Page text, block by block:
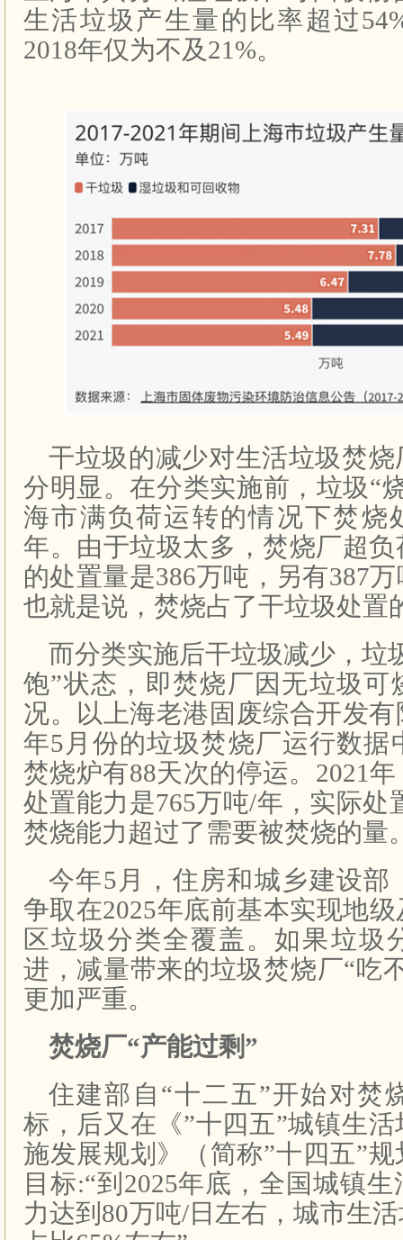
生活垃圾产生量的比率超过
2018年仅为不及21%。
干垃圾的减少对生活垃圾焚
分明显。在分类实施前，垃圾“
海市满负荷运转的情况下焚烧
年。由于垃圾太多，焚烧厂超
的处置量是386万吨，另有387
也就是说，焚烧占了干垃圾处置
而分类实施后干垃圾减少，垃
饱”状态，即焚烧厂因无垃圾可
况。以上海老港固废综合开发
年5月份的垃圾焚烧厂运行数据
焚烧炉有88天次的停运。2021
处置能力是765万吨/年，实际处
焚烧能力超过了需要被焚烧的量
今年5月，住房和城乡建设部
争取在2025年底前基本实现地
区垃圾分类全覆盖。如果垃圾
进，减量带来的垃圾焚烧厂“吃
更加严重。
焚烧厂“产能过剩”
住建部自“十二五”开始对焚
标，后又在《”十四五”城镇生
施发展规划》（简称”十四五”
目标:“到2025年底，全国城镇
力达到80万吨/日左右，城市生